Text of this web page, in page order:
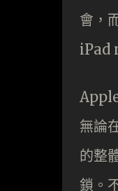
會，
iPad
無論
的整
鎖。